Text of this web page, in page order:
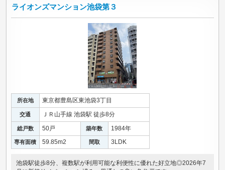
ライオンズマンション池袋第３
所在地 東京都豊島区東池袋3丁目
交通 ＪＲ山手線 池袋駅 徒歩8分
総戸数 50戸 築年数 1984年
専有面積 59.85m2 間取 3LDK
池袋駅徒歩8分、複数駅が利用可能な利便性に優れた好立地◎2026年7